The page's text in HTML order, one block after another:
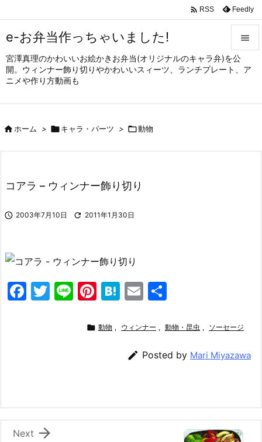
e-お弁当作っちゃいました!
宮澤真理のかわいいお絵かきお弁当(オリジナルのキャラ弁)を公
開。ウィンナー飾り切りやかわいいスィーツ、ランチプレート、ア
ニメや作り方動画も


メニュ
サイド

 RSS Feedly
ホーム > キャラ・パーツ > 動物
コアラ – ウィンナー飾り切り
 2003年7月10日  2011年1月30日
F
o
k
T
Li Pi
er
H
e
a
E
ai
l
 動物 , ウィンナー , 動物・昆虫 , ソーセージ
 Posted by Mari Miyazawa

Next